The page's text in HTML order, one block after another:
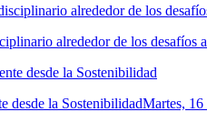
alrededor de los desafíos
desde la SostenibilidadMartes,